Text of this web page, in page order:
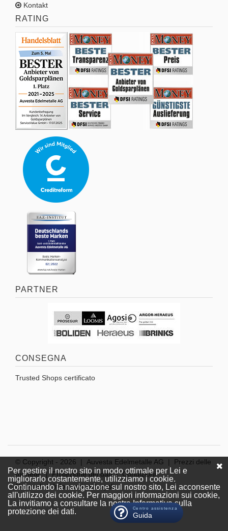
Centro assistenza
Guida
Kontakt
RATING
PARTNER
CONSEGNA
Trusted Shops certificato
© Copyright - 2026 | Auvesta Edelmetalle AG | Prezzi delle
monete|Protezione dei dati|Condizioni
Generali|Informazioni Legali
Per gestire il nostro sito in modo ottimale per Lei e
migliorarlo costantemente, utilizziamo i cookie.
Continuando la navigazione sul nostro sito, Lei acconsente
all'utilizzo dei cookie. Per maggiori informazioni sui cookie,
La invitiamo a consultare la nostra Informativa sulla
protezione dei dati.